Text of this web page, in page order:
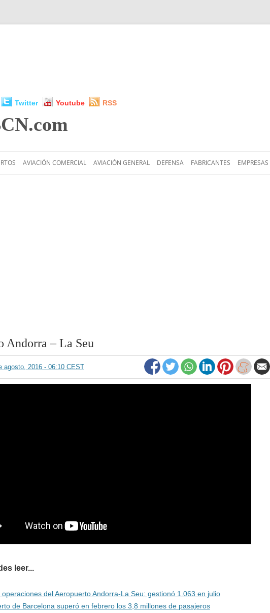
Twitter Youtube RSS
.com
al
AVIACIÓN COMERCIAL AVIACIÓN GENERAL DEFENSA FABRICANTES EMPRESAS
Andorra – La Seu
agosto, 2016 - 06:10 CEST
leer...
operaciones del Aeropuerto Andorra-La Seu: gestionó 1.063 en julio
de Barcelona superó en febrero los 3,8 millones de pasajeros